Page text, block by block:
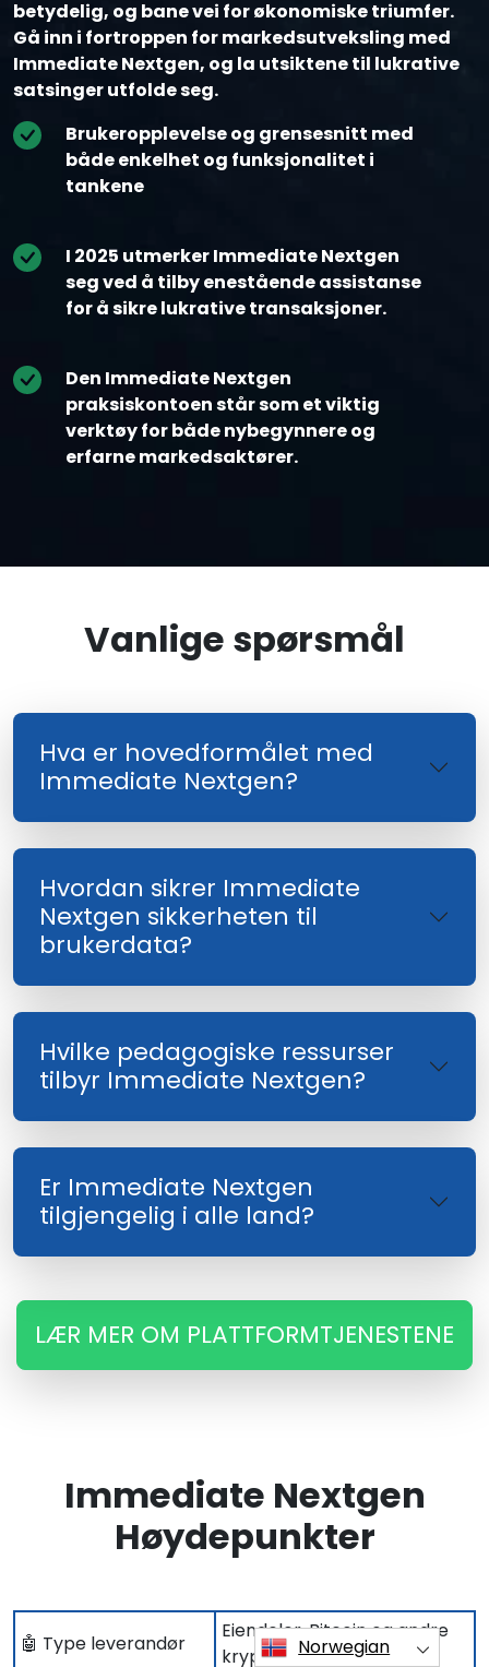
betydelig, og bane vei for økonomiske triumfer.
Gå inn i fortroppen for markedsutveksling med
Immediate Nextgen, og la utsiktene til lukrative
satsinger utfolde seg.
Brukeropplevelse og grensesnitt med
både enkelhet og funksjonalitet i
tankene
I 2025 utmerker Immediate Nextgen
seg ved å tilby enestående assistanse
for å sikre lukrative transaksjoner.
Den Immediate Nextgen
praksiskontoen står som et viktig
verktøy for både nybegynnere og
erfarne markedsaktører.
Vanlige spørsmål
Hva er hovedformålet med
Immediate Nextgen?
Hvordan sikrer Immediate
Nextgen sikkerheten til
brukerdata?
Hvilke pedagogiske ressurser
tilbyr Immediate Nextgen?
Er Immediate Nextgen
tilgjengelig i alle land?
LÆR MER OM PLATTFORMTJENESTENE
Immediate Nextgen
Høydepunkter
🤖 Type leverandør
Eiendeler, Bitcoin og andre
kryptoer Norwegian